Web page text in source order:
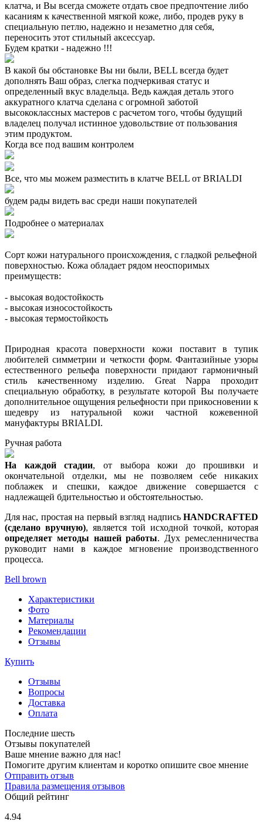
клатча, и Вы всегда сможете отдать свое предпочтение либо
касаниям к качественной мягкой коже, либо, продев руку в
специальную петлю, надежно и незаметно для себя,
переносить этот стильный аксессуар.
Будем кратки - надежно !!!
В какой бы обстановке Вы ни были, BELL всегда будет
дополнять Ваш образ, слегка подчеркивая статус и
определенный вкус владельца. Ведь каждая деталь этого
аккуратного клатча сделана с огромной заботой
высококлассных мастеров с расчетом того, чтобы будущий
владелец получал истинное удовольствие от пользования
этим продуктом.
Когда все под вашим контролем
Все, что мы можем разместить в клатче BELL от BRIALDI
будем рады видеть вас среди наши покупателей
Подробнее о материалах
Сорт кожи натурального происхождения, с гладкой рельефной
поверхностью. Кожа обладает рядом неоспоримых
преимуществ:
- высокая водостойкость
- высокая износостойкость
- высокая термостойкость
Природная красота поверхности кожи поставит в тупик
любителей симметрии и четкости форм. Фантазийные узоры
естественного рельефа поверхности придают гармоничный
стиль качественному изделию. Great Nappa проходит
специальную обработку, в результате которой Вы получаете
дополнительное ощущения рельефности при прикосновении к
шедевру из натуральной кожи частной кожевенной
мануфактуры BRIALDI.
Ручная работа
На каждой стадии, от выбора кожи до прошивки и
окончательной отделки, мы не позволяем себе никаких
поблажек и спешки, каждое движение совершается с
надлежащей бдительностью и обстоятельностью.
Для нас, простая на первый взгляд надпись HANDCRAFTED
(сделано вручную), является той исходной точкой, которая
определяет методы нашей работы. Дух ремесленничества
руководит нами в каждое мгновение производственного
процесса.
Bell brown
Характеристики
Фото
Материалы
Рекомендации
Отзывы
Купить
Отзывы
Вопросы
Доставка
Оплата
Последние шесть
Отзывы покупателей
Ваше мнение важно для нас!
Помогите другим клиентам и коротко опишите свое мнение
Отправить отзыв
Правила размещения отзывов
Общий рейтинг
4.94